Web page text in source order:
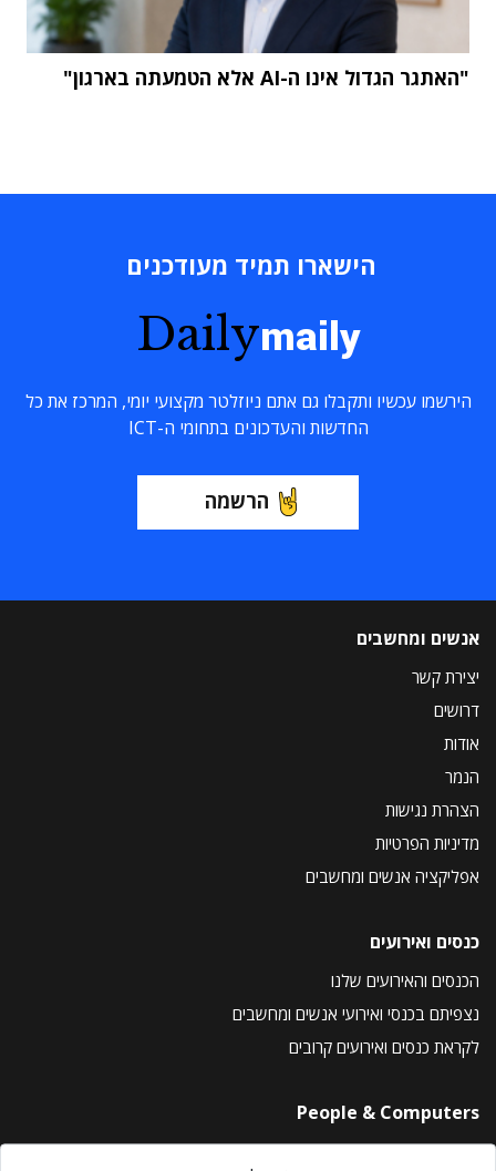
"האתגר הגדול אינו ה-AI אלא הטמעתה בארגון"
הישארו תמיד מעודכנים
Dailymaily
הירשמו עכשיו ותקבלו גם אתם ניוזלטר מקצועי יומי, המרכז את כל
החדשות והעדכונים בתחומי ה-ICT
הרשמה
אנשים ומחשבים
יצירת קשר
דרושים
אודות
הנמר
הצהרת נגישות
מדיניות הפרטיות
אפליקציה אנשים ומחשבים
כנסים ואירועים
הכנסים והאירועים שלנו
נצפיתם בכנסי ואירועי אנשים ומחשבים
לקראת כנסים ואירועים קרובים
People & Computers
About Us